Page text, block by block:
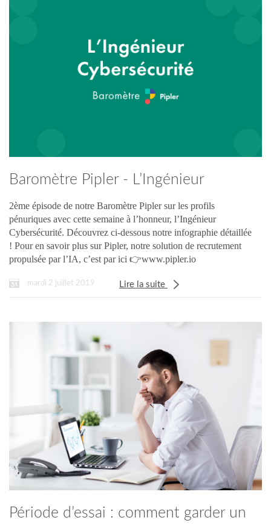
Baromètre Pipler - L’Ingénieur
Cybersécurité
2ème épisode de notre Baromètre Pipler sur les profils
pénuriques avec cette semaine à l’honneur, l’Ingénieur
Cybersécurité. Découvrez ci-dessous notre infographie détaillée
! Pour en savoir plus sur Pipler, notre solution de recrutement
propulsée par l’IA, c’est par ici 👉www.pipler.io
mardi 2 juillet 2019 Lire la suite
Période d’essai : comment garder un